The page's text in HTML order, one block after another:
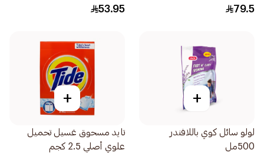
79.5
التعبئة الأمامية 3.5كيلو
53.95
+
لولو سائل كوي باللافندر
500مل
+
تايد مسحوق غسيل تحميل
علوي أصلي 2.5 كجم